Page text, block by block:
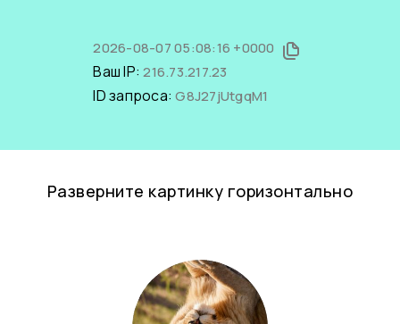
2026-08-07 05:08:16 +0000
Ваш IP:216.73.217.23
ID запроса:G8J27jUtgqM1
Разверните картинку горизонтально